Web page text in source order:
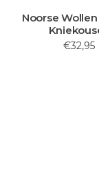
Noorse
€32,95